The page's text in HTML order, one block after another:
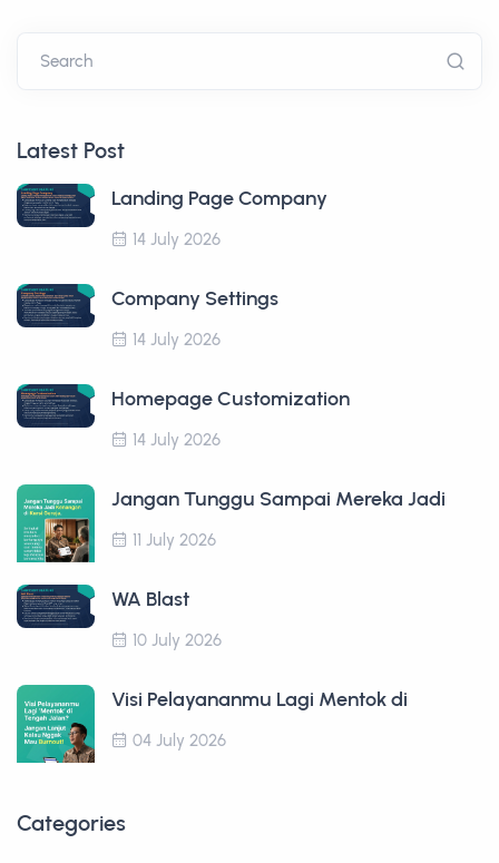
Search
Latest Post
Landing Page Company
14 July 2026
Company Settings
14 July 2026
Homepage Customization
14 July 2026
Jangan Tunggu Sampai Mereka Jadi
11 July 2026
WA Blast
10 July 2026
Visi Pelayananmu Lagi Mentok di
04 July 2026
Categories